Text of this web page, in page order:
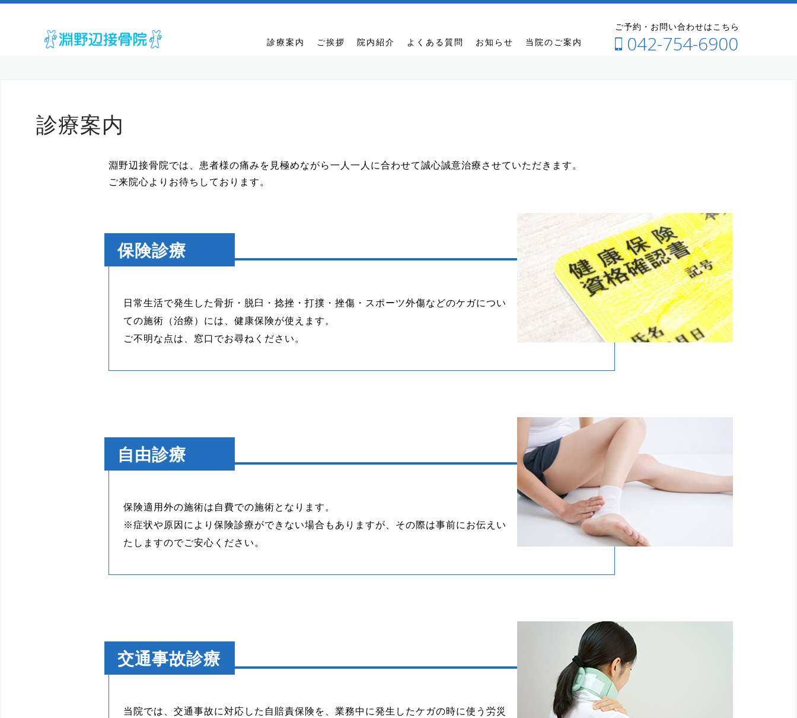
コ
診療案内 ご挨拶 院内紹介 よくある質問 お知らせ 当院のご案内
ご予約・お問い合わせはこちら
042-754-6900
診療案内
淵野辺接骨院では、患者様の痛みを見極めながら一人一人に合わせて誠心誠意治療させていただきます。
ご来院心よりお待ちしております。
保険診療
日常生活で発生した骨折・脱臼・捻挫・打撲・挫傷・スポーツ外傷などのケガについ
ての施術（治療）には、健康保険が使えます。
ご不明な点は、窓口でお尋ねください。
自由診療
保険適用外の施術は自費での施術となります。
※症状や原因により保険診療ができない場合もありますが、その際は事前にお伝えい
たしますのでご安心ください。
交通事故診療
当院では、交通事故に対応した自賠責保険を、業務中に発生したケガの時に使う労災